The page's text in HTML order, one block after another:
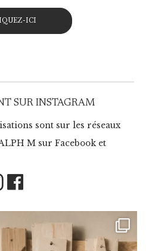
ICI
SUR INSTAGRAM
sont sur les réseaux
M sur Facebook et
Instagram